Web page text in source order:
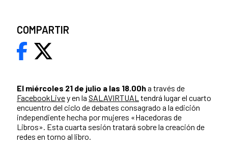
El miércoles 21 de julio a las 18.00ha través de
FacebookLivey en la SALAVIRTUAL tendrá lugar el cuarto
encuentro del ciclo de debates consagrado a la edición
independiente hecha por mujeres «Hacedoras de
Libros». Esta cuarta sesión tratará sobre la creación de
redes en torno al libro.
COMPARTIR